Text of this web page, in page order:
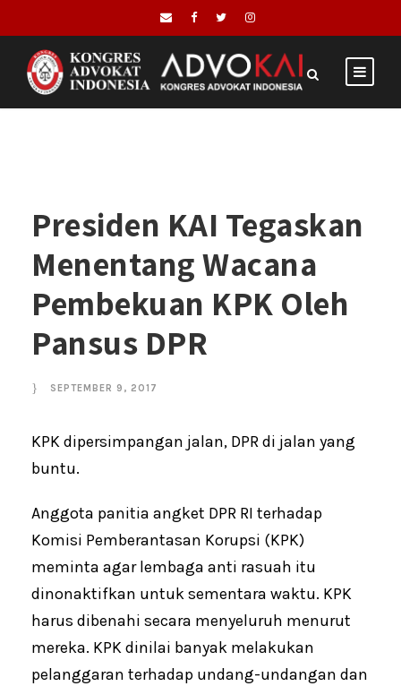
Presiden KAI Tegaskan
Menentang Wacana
Pembekuan KPK Oleh
Pansus DPR
SEPTEMBER 9, 2017
KPK dipersimpangan jalan, DPR di jalan yang
buntu.
Anggota panitia angket DPR RI terhadap
Komisi Pemberantasan Korupsi (KPK)
meminta agar lembaga anti rasuah itu
dinonaktifkan untuk sementara waktu. KPK
harus dibenahi secara menyeluruh menurut
mereka. KPK dinilai banyak melakukan
pelanggaran terhadap undang-undangan dan